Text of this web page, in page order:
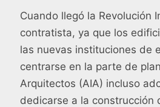
Cuando llegó la Revolución
contratista, ya que los
las nuevas instituciones de
centrarse en la parte de
Arquitectos (AIA) incluso
dedicarse a la construcción